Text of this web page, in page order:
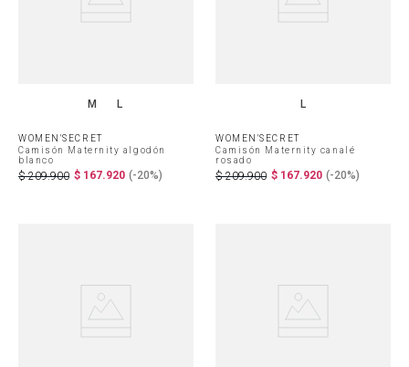
M L
WOMEN'SECRET
Camisón Maternity algodón
blanco
$ 209.900 $ 167.920 (-20%)
L
WOMEN'SECRET
Camisón Maternity canalé
rosado
$ 209.900 $ 167.920 (-20%)